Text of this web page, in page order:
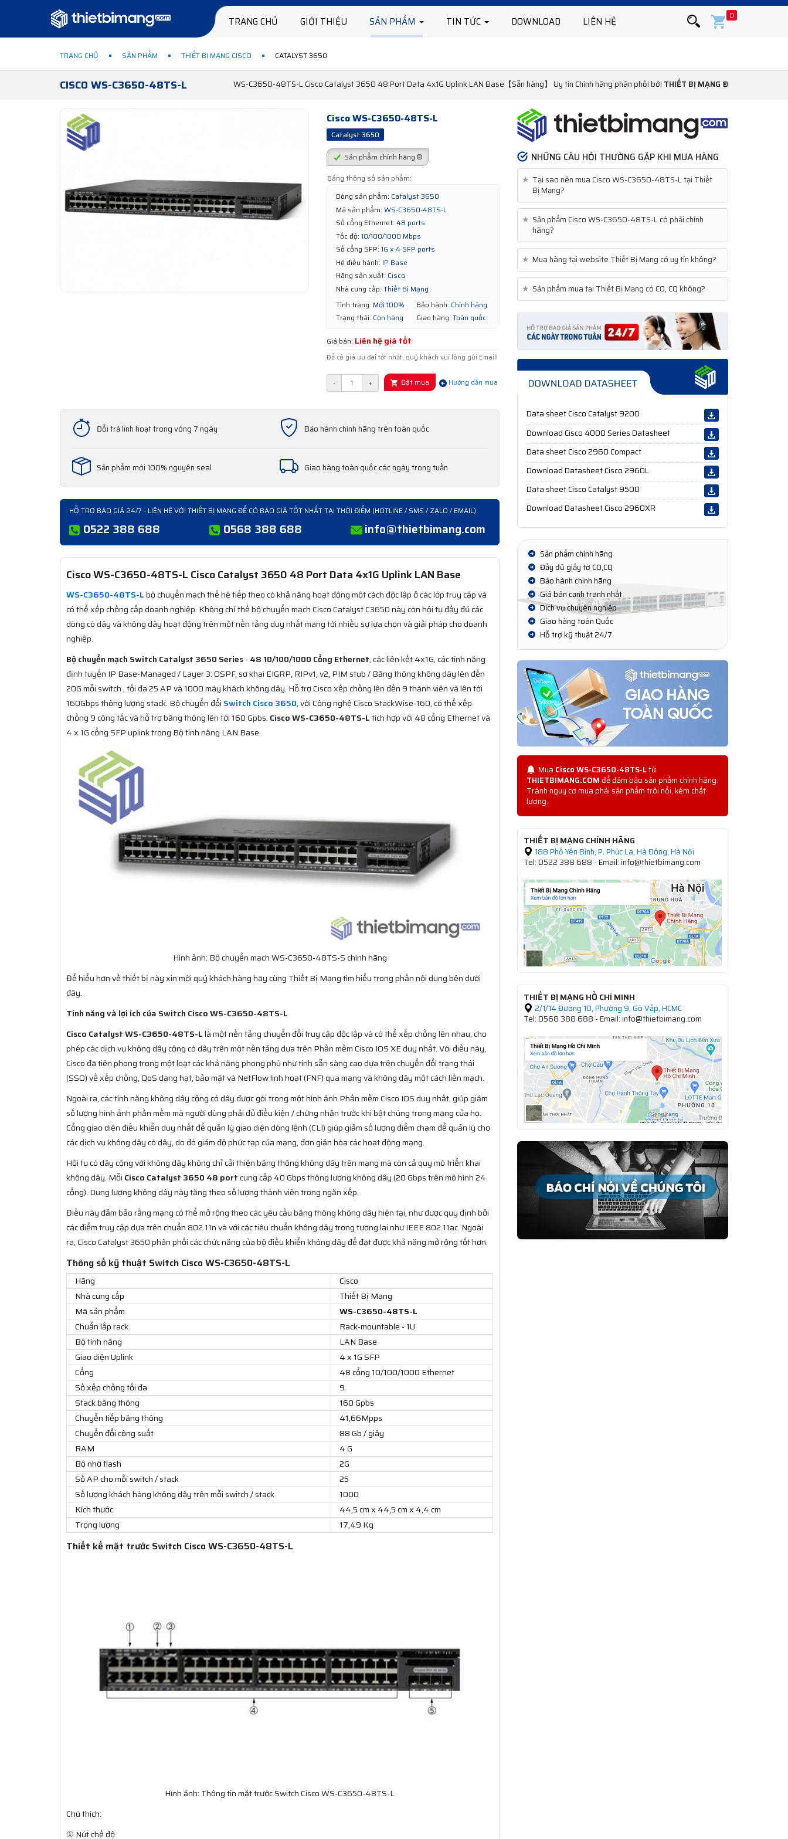
TRANG CHỦ GIỚI THIỆU SẢN PHẨM TIN TỨC DOWNLOAD LIÊN HỆ 0
TRANG CHỦ SẢN PHẨM THIẾT BỊ MẠNG CISCO CATALYST 3650
CISCO WS-C3650-48TS-L WS-C3650-48TS-L Cisco Catalyst 3650 48 Port Data 4x1G Uplink LAN Base【Sẵn hàng】 Uy tín Chính hãng phân phối bởi THIẾT BỊ MẠNG ®
Cisco WS-C3650-48TS-L
Catalyst 3650
Sản phẩm chính hãng ®
Bảng thông số sản phẩm:
Dòng sản phẩm: Catalyst 3650
Mã sản phẩm: WS-C3650-48TS-L
Số cổng Ethernet: 48 ports
Tốc độ: 10/100/1000 Mbps
Số cổng SFP: 1G x 4 SFP ports
Hệ điều hành: IP Base
Hãng sản xuất: Cisco
Nhà cung cấp: Thiết Bị Mạng
Tình trạng: Mới 100% Bảo hành: Chính hãng
Trạng thái: Còn hàng Giao hàng: Toàn quốc
Giá bán: Liên hệ giá tốt
Để có giá ưu đãi tốt nhất, quý khách vui lòng gửi Email!
- + Đặt mua Hướng dẫn mua
Đổi trả linh hoạt trong vòng 7 ngày Bảo hành chính hãng trên toàn quốc
Sản phẩm mới 100% nguyên seal Giao hàng toàn quốc các ngày trong tuần
HỖ TRỢ BÁO GIÁ 24/7 - LIÊN HỆ VỚI THIẾT BỊ MẠNG ĐỂ CÓ BÁO GIÁ TỐT NHẤT TẠI THỜI ĐIỂM (HOTLINE / SMS / ZALO / EMAIL)
0522 388 688 0568 388 688 info@thietbimang.com
Cisco WS-C3650-48TS-L Cisco Catalyst 3650 48 Port Data 4x1G Uplink LAN Base
WS-C3650-48TS-Lbộ chuyển mạch thế hệ tiếp theo có khả năng hoạt động một cách độc lập ở các lớp truy cập và
có thể xếp chồng cấp doanh nghiệp. Không chỉ thế bộ chuyển mạch Cisco Catalyst C3650 này còn hội tụ đầy đủ các
dòng có dây và không dây hoạt động trên một nền tảng duy nhất mang tới nhiều sự lựa chọn và giải pháp cho doanh
nghiệp.
Bộ chuyển mạch Switch Catalyst 3650 Series- 48 10/100/1000 Cổng Ethernet, các liên kết 4x1G, các tính năng
định tuyến IP Base-Managed / Layer 3: OSPF, sơ khai EIGRP, RIPv1, v2, PIM stub / Băng thông không dây lên đến
20G mỗi switch , tối đa 25 AP và 1000 máy khách không dây. Hỗ trợ Cisco xếp chồng lên đến 9 thành viên và lên tới
160Gbps thông lượng stack. Bộ chuyển đổi Switch Cisco 3650, với Công nghệ Cisco StackWise-160, có thể xếp
chồng 9 công tắc và hỗ trợ băng thông lên tới 160 Gpbs. Cisco WS-C3650-48TS-Ltích hợp với 48 cổng Ethernet và
4 x 1G cổng SFP uplink trong Bộ tính năng LAN Base.
Hình ảnh: Bộ chuyển mạch WS-C3650-48TS-S chính hãng
Để hiểu hơn về thiết bị này xin mời quý khách hàng hãy cùng Thiết Bị Mạng tìm hiểu trong phần nội dung bên dưới
đây.
Tính năng và lợi ích của Switch Cisco WS-C3650-48TS-L
Cisco Catalyst WS-C3650-48TS-Llà một nền tảng chuyển đổi truy cập độc lập và có thể xếp chồng lên nhau, cho
phép các dịch vụ không dây cộng có dây trên một nền tảng dựa trên Phần mềm Cisco IOS XE duy nhất. Với điều này,
Cisco đã tiên phong trong một loạt các khả năng phong phú như tính sẵn sàng cao dựa trên chuyển đổi trạng thái
(SSO) về xếp chồng, QoS dạng hạt, bảo mật và NetFlow linh hoạt (FNF) qua mạng và không dây một cách liền mạch.
Ngoài ra, các tính năng không dây cộng có dây được gói trong một hình ảnh Phần mềm Cisco IOS duy nhất, giúp giảm
số lượng hình ảnh phần mềm mà người dùng phải đủ điều kiện / chứng nhận trước khi bật chúng trong mạng của họ.
Cổng giao diện điều khiển duy nhất để quản lý giao diện dòng lệnh (CLI) giúp giảm số lượng điểm chạm để quản lý cho
các dịch vụ không dây có dây, do đó giảm độ phức tạp của mạng, đơn giản hóa các hoạt động mạng.
Hội tụ có dây cộng với không dây không chỉ cải thiện băng thông không dây trên mạng mà còn cả quy mô triển khai
không dây. Mỗi Cisco Catalyst 3650 48 portcung cấp 40 Gbps thông lượng không dây (20 Gbps trên mô hình 24
cổng). Dung lượng không dây này tăng theo số lượng thành viên trong ngăn xếp.
Điều này đảm bảo rằng mạng có thể mở rộng theo các yêu cầu băng thông không dây hiện tại, như được quy định bởi
các điểm truy cập dựa trên chuẩn 802.11n và với các tiêu chuẩn không dây trong tương lai như IEEE 802.11ac. Ngoài
ra, Cisco Catalyst 3650 phân phối các chức năng của bộ điều khiển không dây để đạt được khả năng mở rộng tốt hơn.
Thông số kỹ thuật Switch Cisco WS-C3650-48TS-L
Hãng
Cisco
Nhà cung cấp
Thiết Bị Mạng
Mã sản phẩm
WS-C3650-48TS-L
Chuẩn lắp rack
Rack-mountable - 1U
Bộ tính năng
LAN Base
Giao diện Uplink
4 x 1G SFP
Cổng
48 cổng 10/100/1000 Ethernet
Số xếp chồng tối đa
9
Stack băng thông
160 Gpbs
Chuyển tiếp băng thông
41,66Mpps
Chuyển đổi công suất
88 Gb / giây
RAM
4 G
Bộ nhớ flash
2G
Số AP cho mỗi switch / stack
25
Số lượng khách hàng không dây trên mỗi switch / stack
1000
Kích thước
44,5 cm x 44,5 cm x 4,4 cm
Trọng lượng
17,49 Kg
Thiết kế mặt trước Switch Cisco WS-C3650-48TS-L
Hình ảnh: Thông tin mặt trước Switch Cisco WS-C3650-48TS-L
Chú thích:
① Nút chế độ
NHỮNG CÂU HỎI THƯỜNG GẶP KHI MUA HÀNG
★ Tại sao nên mua Cisco WS-C3650-48TS-L tại Thiết
Bị Mạng?
★ Sản phẩm Cisco WS-C3650-48TS-L có phải chính
hãng?
★ Mua hàng tại website Thiết Bị Mạng có uy tín không?
★ Sản phẩm mua tại Thiết Bị Mạng có CO, CQ không?
Data sheet Cisco Catalyst 9200
Download Cisco 4000 Series Datasheet
Data sheet Cisco 2960 Compact
Download Datasheet Cisco 2960L
Data sheet Cisco Catalyst 9500
Download Datasheet Cisco 2960XR
Sản phẩm chính hãng
Đầy đủ giấy tờ CO,CQ
Bảo hành chính hãng
Giá bán cạnh tranh nhất
Dịch vụ chuyên nghiệp
Giao hàng toàn Quốc
Hỗ trợ kỹ thuật 24/7
Mua Cisco WS-C3650-48TS-Ltừ
THIETBIMANG.COMđể đảm bảo sản phẩm chính hãng.
Tránh nguy cơ mua phải sản phẩm trôi nổi, kém chất
lượng.
THIẾT BỊ MẠNG CHÍNH HÃNG
188 Phố Yên Bình, P. Phúc La, Hà Đông, Hà Nội
Tel: 0522 388 688 - Email: info@thietbimang.com
THIẾT BỊ MẠNG HỒ CHÍ MINH
2/1/14 Đường 10, Phường 9, Gò Vấp, HCMC
Tel: 0568 388 688 - Email: info@thietbimang.com